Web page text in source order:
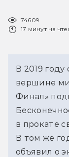
74609
17 минут на
В 2019 году
вершине
Финал»
в прокате
В том же
объявил о